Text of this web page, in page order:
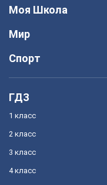
Моя Школа
Мир
Спорт
ГДЗ
1 класс
2 класс
3 класс
4 класс